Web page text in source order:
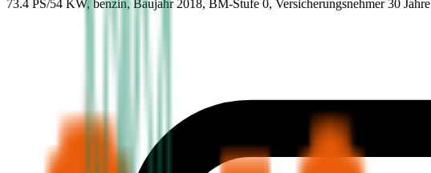
73.4 PS/54 KW, benzin, Baujahr 2018, BM-Stufe 0, Versicherungsnehmer 30 Jahre